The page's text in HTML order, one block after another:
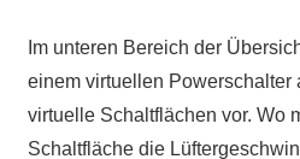
Im unteren Bereich der
einem virtuellen Powerschalter
virtuelle Schaltflächen vor. Wo
Schaltfläche die